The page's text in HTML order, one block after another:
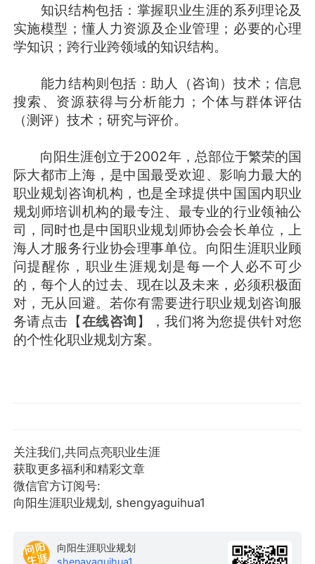
知识结构包括：掌握职业生涯的系列理论及
实施模型；懂人力资源及企业管理；必要的心理
学知识；跨行业跨领域的知识结构。
能力结构则包括：助人（咨询）技术；信息
搜索、资源获得与分析能力；个体与群体评估
（测评）技术；研究与评价。
向阳生涯创立于2002年，总部位于繁荣的国
际大都市上海，是中国最受欢迎、影响力最大的
职业规划咨询机构，也是全球提供中国国内职业
规划师培训机构的最专注、最专业的行业领袖公
司，同时也是中国职业规划师协会会长单位，上
海人才服务行业协会理事单位。向阳生涯职业顾
问提醒你，职业生涯规划是每一个人必不可少
的，每个人的过去、现在以及未来，必须积极面
对，无从回避。若你有需要进行职业规划咨询服
务请点击【在线咨询】，我们将为您提供针对您
的个性化职业规划方案。
关注我们,共同点亮职业生涯
获取更多福利和精彩文章
微信官方订阅号:
向阳生涯职业规划, shengyaguihua1
向阳生涯职业规划
shenavaquihua1